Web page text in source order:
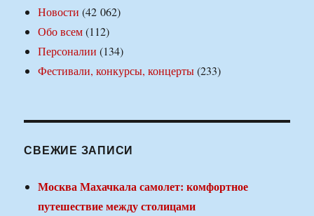
Новости (42 062)
Обо всем(112)
Персоналии (134)
Фестивали, конкурсы, концерты(233)
СВЕЖИЕ ЗАПИСИ
Москва Махачкала самолет: комфортное
путешествие между столицами